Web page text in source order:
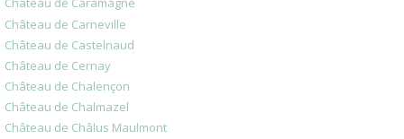
Château de Carneville
Château de Castelnaud
Château de Cernay
Château de Chalençon
Château de Chalmazel
Château de Châlus Maulmont